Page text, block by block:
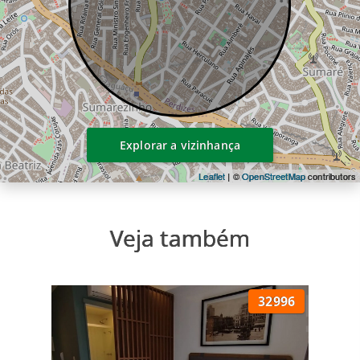
Residenciais
Studios - 17 a 38m²
2 Dorms. (1 Suíte) - 75m²
2 Suítes - 95 a 111m²
3 Dorms. (1 Suíte) - 115 a 119m²
3 Suítes - 109 a 133m²
3 Suítes - 187m²
4 Suítes - 198m²
3 Suítes (Duplex) - 202m²
Prainha (bar de apoio à piscina)
Piscina
Brinquedoteca
Playground
Leaflet | ©OpenStreetMapcontributors
Explorar a vizinhança
Veja também
32996